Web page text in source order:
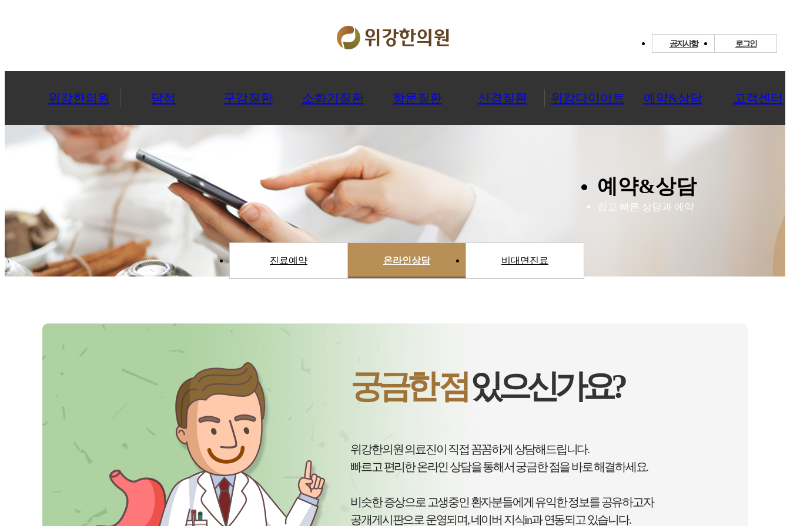
공지사항 로그인
위강한의원 담적 구강질환 소화기질환 항문질환 신경질환 위강다이어트 예약&상담 고객센터
예약&상담
쉽고 빠른 상담과 예약
진료예약 온라인상담 비대면진료
궁금한 점있으신가요?
위강한의원 의료진이 직접 꼼꼼하게 상담해드립니다.
빠르고 편리한 온라인 상담을 통해서 궁금한 점을 바로 해결하세요.
비슷한 증상으로 고생중인 환자분들에게 유익한 정보를 공유하고자
공개게시판으로 운영되며, 네이버 지식in과 연동되고 있습니다.